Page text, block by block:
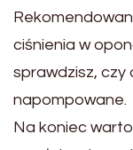
ciśnienia w
sprawdzisz, czy
napompowane.
Na koniec